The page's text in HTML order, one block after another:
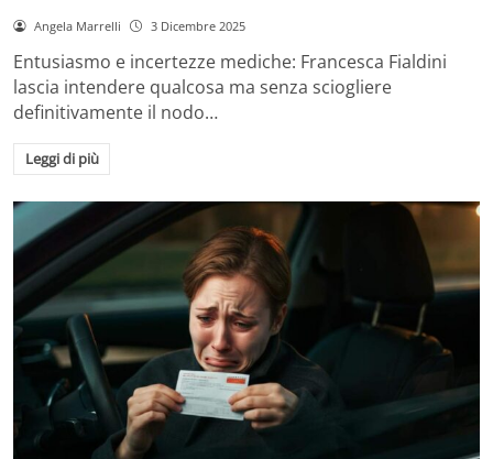
Angela Marrelli 3 Dicembre 2025
Entusiasmo e incertezze mediche: Francesca Fialdini
lascia intendere qualcosa ma senza sciogliere
definitivamente il nodo…
Leggi di più